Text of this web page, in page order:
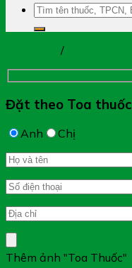
Tìm
kiếm:
/
Đặt theo Toa thuốc
Anh Chị
Thêm ảnh "Toa Thuốc"